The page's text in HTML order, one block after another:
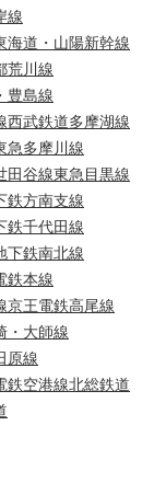
線
海道・山陽新幹線
荒川線
豊島線
西武鉄道多摩湖線
急多摩川線
田谷線東急目黒線
鉄方南支線
鉄千代田線
下鉄南北線
鉄本線
京王電鉄高尾線
・大師線
原線
鉄空港線北総鉄道